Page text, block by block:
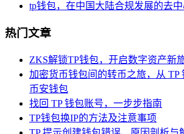
tp钱包，在中国大陆合规发展的去
热门文章
ZKS解锁TP钱包，开启数字资产新
加密货币钱包间的转币之旅，从 TP
币安钱包
找回 TP 钱包账号，一步步指南
TP钱包换IP的方法及注意事项